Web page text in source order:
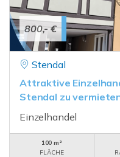
800,- €
Stendal
Attraktive
Stendal zu
Einzelhandel
100 m²
FLÄCHE